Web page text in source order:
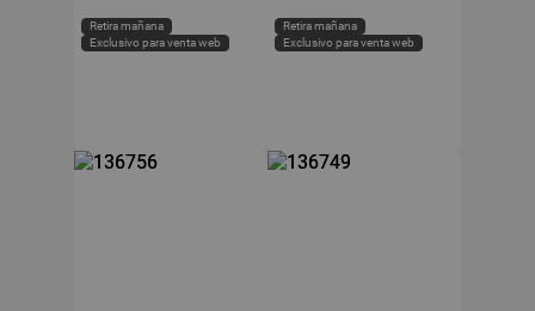
Retira mañana
Exclusivo para venta web
Retira mañana
Exclusivo para venta web